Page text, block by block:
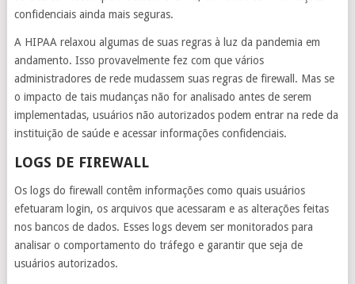
confidenciais ainda mais seguras.
A HIPAA relaxou algumas de suas regras à luz da pandemia em
andamento. Isso provavelmente fez com que vários
administradores de rede mudassem suas regras de firewall. Mas se
o impacto de tais mudanças não for analisado antes de serem
implementadas, usuários não autorizados podem entrar na rede da
instituição de saúde e acessar informações confidenciais.
LOGS DE FIREWALL
Os logs do firewall contêm informações como quais usuários
efetuaram login, os arquivos que acessaram e as alterações feitas
nos bancos de dados. Esses logs devem ser monitorados para
analisar o comportamento do tráfego e garantir que seja de
usuários autorizados.